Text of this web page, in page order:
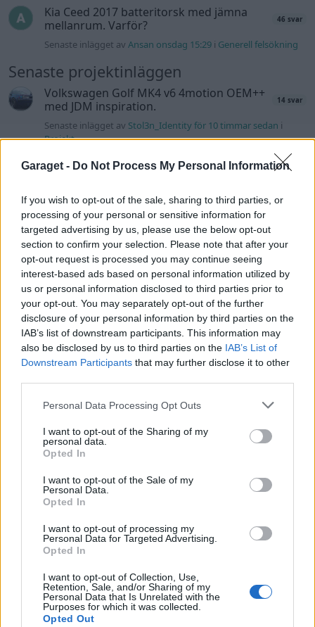
Garaget - Do Not Process My Personal Information
If you wish to opt-out of the sale, sharing to third parties, or
processing of your personal or sensitive information for
targeted advertising by us, please use the below opt-out
section to confirm your selection. Please note that after your
opt-out request is processed you may continue seeing
interest-based ads based on personal information utilized by
us or personal information disclosed to third parties prior to
your opt-out. You may separately opt-out of the further
disclosure of your personal information by third parties on the
IAB’s list of downstream participants. This information may
also be disclosed by us to third parties on the IAB’s List of
Downstream Participants that may further disclose it to other
Personal Data Processing Opt Outs
I want to opt-out of the Sharing of my
personal data.
Opted In
I want to opt-out of the Sale of my
Personal Data.
Opted In
I want to opt-out of processing my
Personal Data for Targeted Advertising.
Opted In
I want to opt-out of Collection, Use,
Retention, Sale, and/or Sharing of my
Personal Data that Is Unrelated with the
Purposes for which it was collected.
Opted Out
Kia Ceed 2017 batteritorsk med jämna
mellanrum. Varför?
46 svar
Senaste inlägget avAnsan onsdag 15:29 i Generell felsökning
Senaste projektinläggen
Volkswagen Golf MK4 v6 4motion OEM++
med JDM inspiration.
14 svar
Senaste inlägget av Stol3n_Identity för 10 timmar sedan i
Projekt
Manta b som ska räddas (kaross eller
delar sökes)
122 svar
Senaste inlägget avTyfors för 21 timmar sedaniProjekt
Huggern goes big block with 427 ZL-1! 551 svar
Senaste inlägget av hugger69 för 21 timmar sedani
Camaro som bruksbil?! 57 svar
Senaste inlägget av Ev_volvo142 för 22 timmar sedan Projekt
Volkswagen split bus t1 1962 2559 svar
Senaste inlägget av Dr_snuggels för 23 timmar sedan
Golf Mk2 16v Turbo 137 svar
Senaste inlägget av16vt4m Igår 19:51i Projekt
jarleb Igår 17:26
Volvo 245 ?Turbo?
Senaste inlägget av
Renovering av en Honda Civic Aerodeck
VTi
Antikrundan på 4 hjul! Ford Model T 1923
Senaste inlägget av
Nyaste forumtrådarna
ID 4 vs EX 40 ? 4 svar